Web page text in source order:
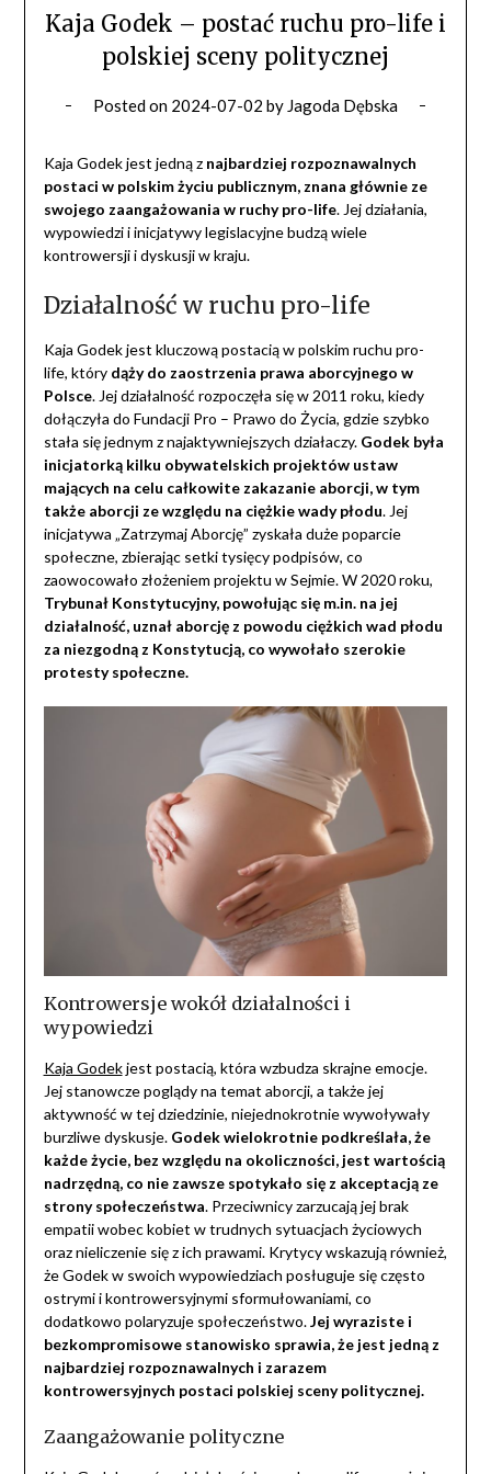
Kaja Godek – postać ruchu pro-life i
polskiej sceny politycznej
Posted on 2024-07-02 by Jagoda Dębska
Kaja Godek jest jedną z najbardziej rozpoznawalnych
postaci w polskim życiu publicznym, znana głównie ze
swojego zaangażowania w ruchy pro-life. Jej działania,
wypowiedzi i inicjatywy legislacyjne budzą wiele
kontrowersji i dyskusji w kraju.
Działalność w ruchu pro-life
Kaja Godek jest kluczową postacią w polskim ruchu pro-
life, który dąży do zaostrzenia prawa aborcyjnego w
Polsce. Jej działalność rozpoczęła się w 2011 roku, kiedy
dołączyła do Fundacji Pro – Prawo do Życia, gdzie szybko
stała się jednym z najaktywniejszych działaczy. Godek była
inicjatorką kilku obywatelskich projektów ustaw
mających na celu całkowite zakazanie aborcji, w tym
także aborcji ze względu na ciężkie wady płodu. Jej
inicjatywa „Zatrzymaj Aborcję” zyskała duże poparcie
społeczne, zbierając setki tysięcy podpisów, co
zaowocowało złożeniem projektu w Sejmie. W 2020 roku,
Trybunał Konstytucyjny, powołując się m.in. na jej
działalność, uznał aborcję z powodu ciężkich wad płodu
za niezgodną z Konstytucją, co wywołało szerokie
protesty społeczne.
Kontrowersje wokół działalności i
wypowiedzi
Kaja Godekjest postacią, która wzbudza skrajne emocje.
Jej stanowcze poglądy na temat aborcji, a także jej
aktywność w tej dziedzinie, niejednokrotnie wywoływały
burzliwe dyskusje. Godek wielokrotnie podkreślała, że
każde życie, bez względu na okoliczności, jest wartością
nadrzędną, co nie zawsze spotykało się z akceptacją ze
strony społeczeństwa. Przeciwnicy zarzucają jej brak
empatii wobec kobiet w trudnych sytuacjach życiowych
oraz nieliczenie się z ich prawami. Krytycy wskazują również,
że Godek w swoich wypowiedziach posługuje się często
ostrymi i kontrowersyjnymi sformułowaniami, co
dodatkowo polaryzuje społeczeństwo.Jej wyraziste i
bezkompromisowe stanowisko sprawia, że jest jedną z
najbardziej rozpoznawalnych i zarazem
kontrowersyjnych postaci polskiej sceny politycznej.
Zaangażowanie polityczne